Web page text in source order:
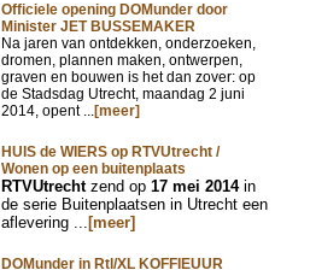
Officiele opening DOMunder door
Minister JET BUSSEMAKER
Na jaren van ontdekken, onderzoeken,
dromen, plannen maken, ontwerpen,
graven en bouwen is het dan zover: op
de Stadsdag Utrecht, maandag 2 juni
2014, opent ...[meer]
HUIS de WIERS op RTVUtrecht /
Wonen op een buitenplaats
RTVUtrechtzend op 17 mei 2014 in
de serie Buitenplaatsen in Utrecht een
aflevering ... [meer]
DOMunder in Rtl/XL KOFFIEUUR